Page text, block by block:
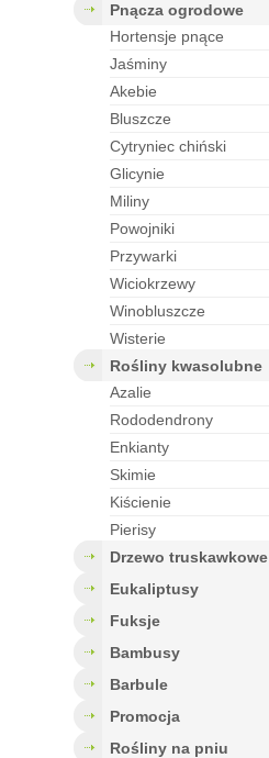
pnącza ogrodowe
hortensje pnące
jaśminy
akebie
bluszcze
cytryniec chiński
glicynie
miliny
powojniki
przywarki
wiciokrzewy
winobluszcze
wisterie
rośliny kwasolubne
azalie
rododendrony
enkianty
skimie
kiścienie
pierisy
drzewo truskawkowe
eukaliptusy
fuksje
bambusy
barbule
Promocja
rośliny na pniu